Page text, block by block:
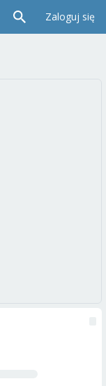
Zaloguj się